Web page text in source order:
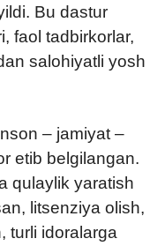
Bu dastur
faol tadbirkorlar,
salohiyatli yosh
– jamiyat –
etib belgilangan.
qulaylik yaratish
litsenziya olish,
turli idoralarga